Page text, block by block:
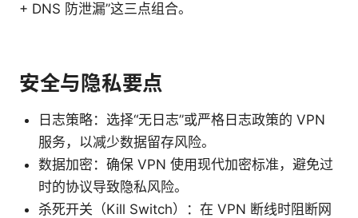
+ DNS 防泄漏”这三点组合。
安全与隐私要点
日志策略：选择“无日志”或严格日志政策的 VPN
服务，以减少数据留存风险。
数据加密：确保 VPN 使用现代加密标准，避免过
时的协议导致隐私风险。
杀死开关（Kill Switch）：在 VPN 断线时阻断网